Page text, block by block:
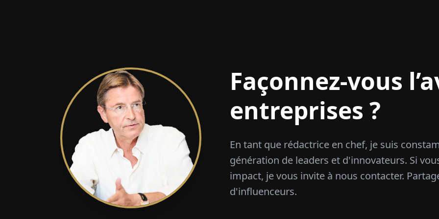
Façonnez-vous
entreprises ?
En tant que rédactrice en chef, je suis
génération de leaders et d'innovateurs. Si
impact, je vous invite à nous contacter.
d'influenceurs.